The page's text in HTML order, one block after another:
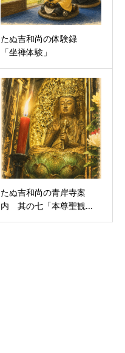
たぬ吉和尚の体験録
「坐禅体験」
たぬ吉和尚の青岸寺案
内 其の七「本尊聖観...